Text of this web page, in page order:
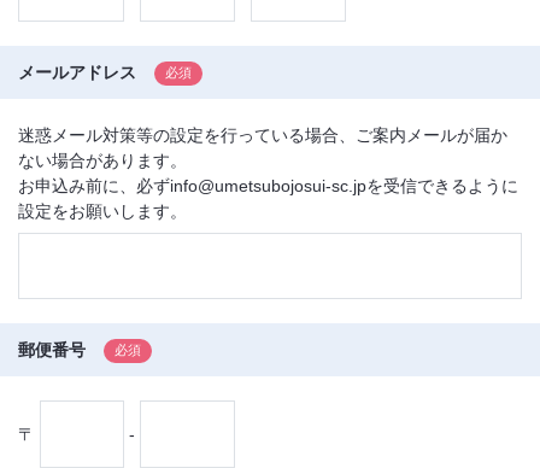
メールアドレス
迷惑メール対策等の設定を行っている場合、ご案内メールが届か
ない場合があります。
お申込み前に、必ずinfo@umetsubojosui-sc.jpを受信できるように
設定をお願いします。
郵便番号
〒 -